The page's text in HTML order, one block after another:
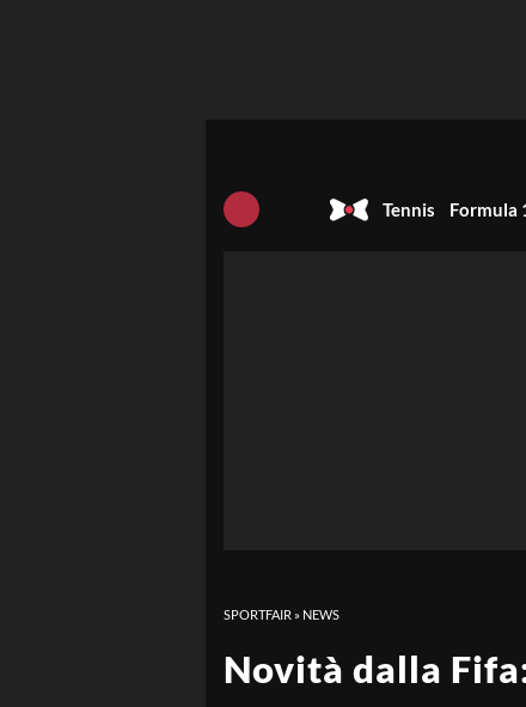
Tennis Formula
SPORTFAIR » NEWS
Novità dalla